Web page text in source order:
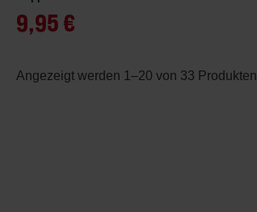
9,95 €
Angezeigt werden 1–20 von 33 Produkten